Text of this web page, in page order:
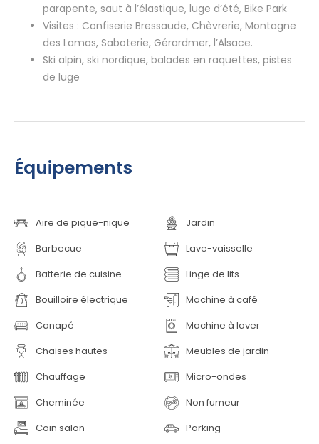
parapente, saut à l’élastique, luge d’été, Bike Park
Visites : Confiserie Bressaude, Chèvrerie, Montagne
des Lamas, Saboterie, Gérardmer, l’Alsace.
Ski alpin, ski nordique, balades en raquettes, pistes
de luge
Équipements
Aire de pique-nique
Barbecue
Batterie de cuisine
Bouilloire électrique
Canapé
Chaises hautes
Chauffage
Cheminée
Coin salon
Jardin
Lave-vaisselle
Linge de lits
Machine à café
Machine à laver
Meubles de jardin
Micro-ondes
Non fumeur
Parking